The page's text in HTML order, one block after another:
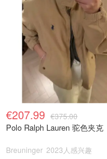
€207.99 €375.00
Polo Ralph Lauren 驼色夹克
Breuninger 2023人感兴趣